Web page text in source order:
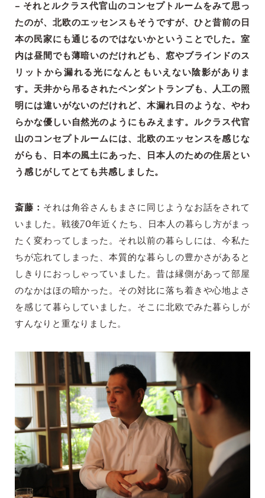
– それとルクラス代官山のコンセプトルームをみて思っ
たのが、北欧のエッセンスもそうですが、ひと昔前の日
本の民家にも通じるのではないかということでした。室
内は昼間でも薄暗いのだけれども、窓やブラインドのス
リットから漏れる光になんともいえない陰影がありま
す。天井から吊るされたペンダントランプも、人工の照
明には違いがないのだけれど、木漏れ日のような、やわ
らかな優しい自然光のようにもみえます。ルクラス代官
山のコンセプトルームには、北欧のエッセンスを感じな
がらも、日本の風土にあった、日本人のための住居とい
う感じがしてとても共感しました。
斎藤： それは角谷さんもまさに同じようなお話をされて
いました。戦後70年近くたち、日本人の暮らし方がまっ
たく変わってしまった。それ以前の暮らしには、今私た
ちが忘れてしまった、本質的な暮らしの豊かさがあると
しきりにおっしゃっていました。昔は縁側があって部屋
のなかはほの暗かった。その対比に落ち着きや心地よさ
を感じて暮らしていました。そこに北欧でみた暮らしが
すんなりと重なりました。